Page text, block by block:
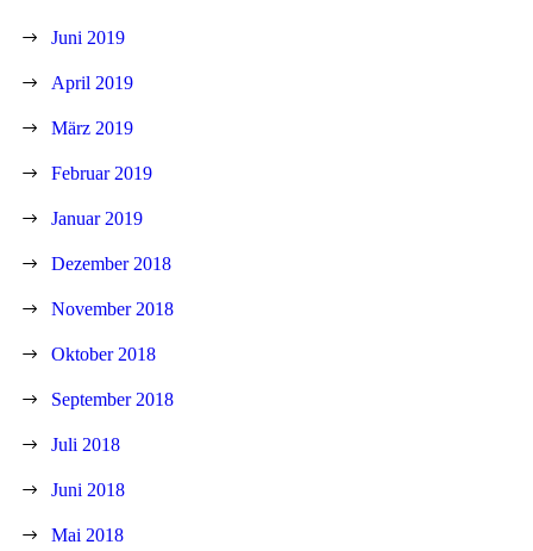
Juni 2019
April 2019
März 2019
Februar 2019
Januar 2019
Dezember 2018
November 2018
Oktober 2018
September 2018
Juli 2018
Juni 2018
Mai 2018